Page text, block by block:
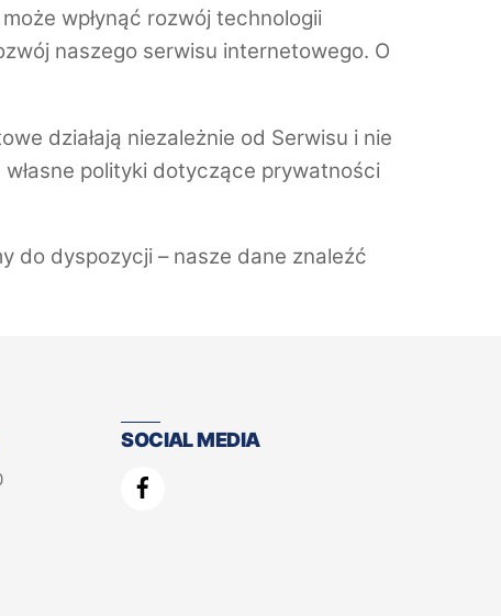
wpłynąć rozwój technologii
naszego serwisu internetowego. O
działają niezależnie od Serwisu i nie
polityki dotyczące prywatności
do dyspozycji – nasze dane znaleźć
SOCIAL MEDIA